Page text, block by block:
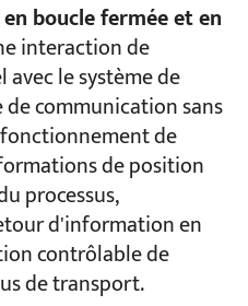
boucle fermée et en
interaction de
le système de
communication sans
de
de position
processus,
d'information en
contrôlable de
de transport.